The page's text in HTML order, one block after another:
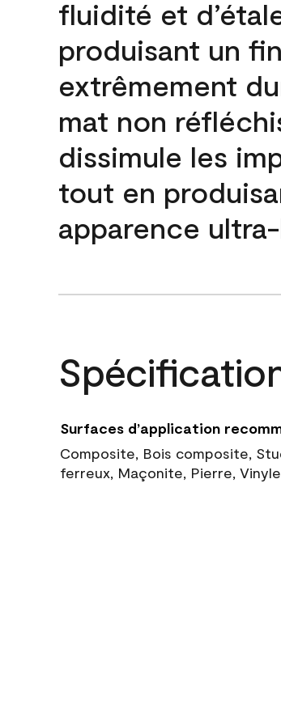
fluidité et
produisant un
extrêmement
mat non
dissimule les
tout en
apparence
Surfaces d’application
Composite, Bois composite,
ferreux, Maçonite, Pierre, Vinyle